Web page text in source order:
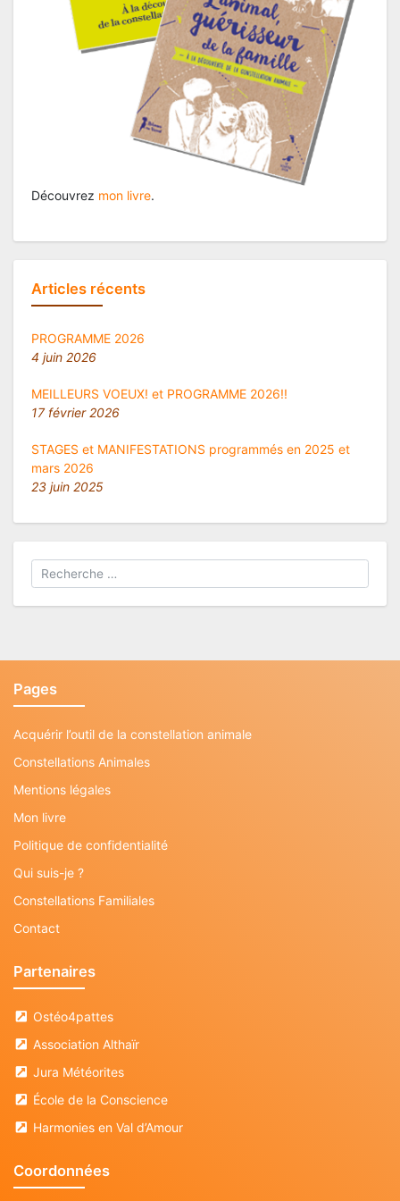
Découvrez mon livre.
Articles récents
PROGRAMME 2026
4 juin 2026
MEILLEURS VOEUX! et PROGRAMME 2026!!
17 février 2026
STAGES et MANIFESTATIONS programmés en 2025 et
mars 2026
23 juin 2025
Pages
Acquérir l’outil de la constellation animale
Constellations Animales
Mentions légales
Mon livre
Politique de confidentialité
Qui suis-je ?
Constellations Familiales
Contact
Partenaires
Ostéo4pattes
Association Althaïr
Jura Météorites
École de la Conscience
Harmonies en Val d’Amour
Coordonnées